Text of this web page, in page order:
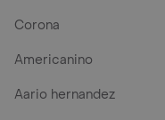
Corona
Americanino
Aario hernandez